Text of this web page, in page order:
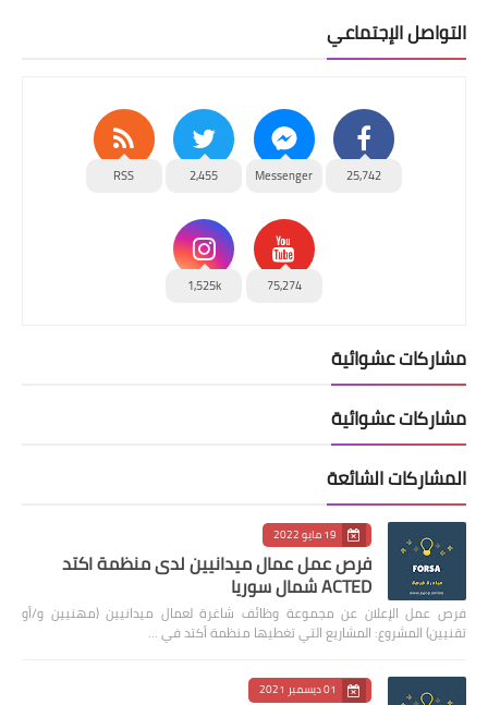
التواصل الإجتماعي
25,742
Messenger
2,455
RSS
75,274
1,525k
مشاركات عشوائية
مشاركات عشوائية
المشاركات الشائعة
19 مايو 2022
فرص عمل عمال ميدانيين لدى منظمة اكتد
ACTED شمال سوريا
فرص عمل الإعلان عن مجموعة وظائف شاغرة لعمال ميدانيين (مهنيين و/أو
تقنيين) المشروع: المشاريع التي تغطيها منظمة أكتد في …
01 ديسمبر 2021